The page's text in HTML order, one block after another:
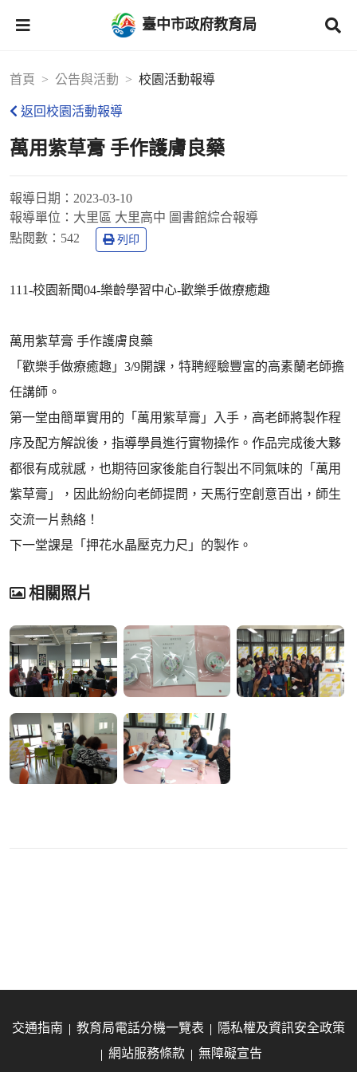
臺中市政府教育局
首頁 公告與活動 校園活動報導
返回校園活動報導
萬用紫草膏 手作護膚良藥
報導日期： 2023-03-10
報導單位： 大里區 大里高中 圖書館綜合報導
點閱數： 542 列印
111-校園新聞04-樂齡學習中心-歡樂手做療癒趣
萬用紫草膏 手作護膚良藥
「歡樂手做療癒趣」3/9開課，特聘經驗豐富的高素蘭老師擔
任講師。
第一堂由簡單實用的「萬用紫草膏」入手，高老師將製作程
序及配方解說後，指導學員進行實物操作。作品完成後大夥
都很有成就感，也期待回家後能自行製出不同氣味的「萬用
紫草膏」，因此紛紛向老師提問，天馬行空創意百出，師生
交流一片熱絡！
下一堂課是「押花水晶壓克力尺」的製作。
相關照片
交通指南 教育局電話分機一覽表
隱私權及資訊安全政策
網站服務條款
無障礙宣告